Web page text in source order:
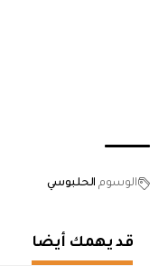
الوسوم الحلبوسي
قد يهمك أيضا